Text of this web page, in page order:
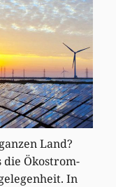
Land?
die Ökostrom-
In